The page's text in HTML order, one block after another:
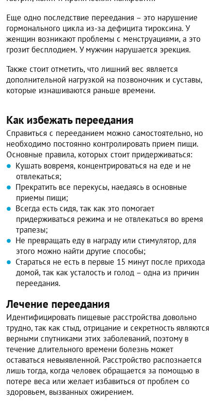
Еще одно последствие переедания – это нарушение
гормонального цикла из-за дефицита тироксина. У
женщин возникают проблемы с менструациями, а это
грозит бесплодием. У мужчин нарушается эрекция.
Также стоит отметить, что лишний вес является
дополнительной нагрузкой на позвоночник и суставы,
которые изнашиваются раньше времени.
Как избежать переедания
Справиться с перееданием можно самостоятельно, но
необходимо постоянно контролировать прием пищи.
Основные правила, которых стоит придерживаться:
Кушать вовремя, концентрироваться на еде и не
отвлекаться;
Прекратить все перекусы, наедаясь в основные
приемы пищи;
Всегда есть сидя, так как это помогает
придерживаться режима и не отвлекаться во время
трапезы;
Не превращать еду в награду или стимулятор, для
этого можно найти другие способы;
Стараться не есть в первые 15 минут после прихода
домой, так как усталость и голод – одна из причин
переедания.
Лечение переедания
Идентифицировать пищевые расстройства довольно
трудно, так как стыд, отрицание и секретность являются
верными спутниками этих заболеваний, поэтому в
течение длительного времени болезнь может
оставаться невыявленной. Расстройство распознается
лишь тогда, когда человек обращается за помощью в
потере веса или желает избавиться от проблем со
здоровьем, вызванных ожирением.